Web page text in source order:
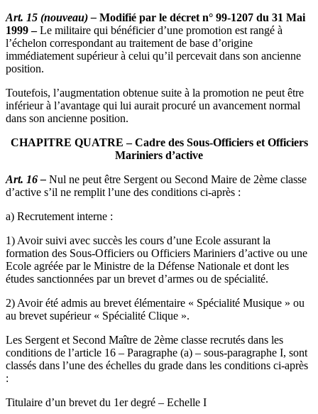
Art. 15 (nouveau) – Modifié par le décret n° 99-1207 du 31 Mai
1999 – Le militaire qui bénéficier d’une promotion est rangé à
l’échelon correspondant au traitement de base d’origine
immédiatement supérieur à celui qu’il percevait dans son ancienne
position.
Toutefois, l’augmentation obtenue suite à la promotion ne peut être
inférieur à l’avantage qui lui aurait procuré un avancement normal
dans son ancienne position.
CHAPITRE QUATRE – Cadre des Sous-Officiers et Officiers
Mariniers d’active
Art. 16 – Nul ne peut être Sergent ou Second Maire de 2ème classe
d’active s’il ne remplit l’une des conditions ci-après :
a) Recrutement interne :
1) Avoir suivi avec succès les cours d’une Ecole assurant la
formation des Sous-Officiers ou Officiers Mariniers d’active ou une
Ecole agréée par le Ministre de la Défense Nationale et dont les
études sanctionnées par un brevet d’armes ou de spécialité.
2) Avoir été admis au brevet élémentaire « Spécialité Musique » ou
au brevet supérieur « Spécialité Clique ».
Les Sergent et Second Maître de 2ème classe recrutés dans les
conditions de l’article 16 – Paragraphe (a) – sous-paragraphe I, sont
classés dans l’une des échelles du grade dans les conditions ci-après
:
Titulaire d’un brevet du 1er degré – Echelle I